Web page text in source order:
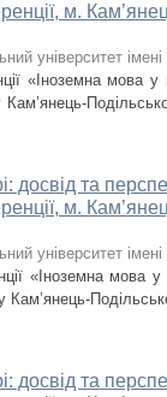
м.
університет імені
«Іноземна мова
досвід та
м.
університет імені
«Іноземна мова
та